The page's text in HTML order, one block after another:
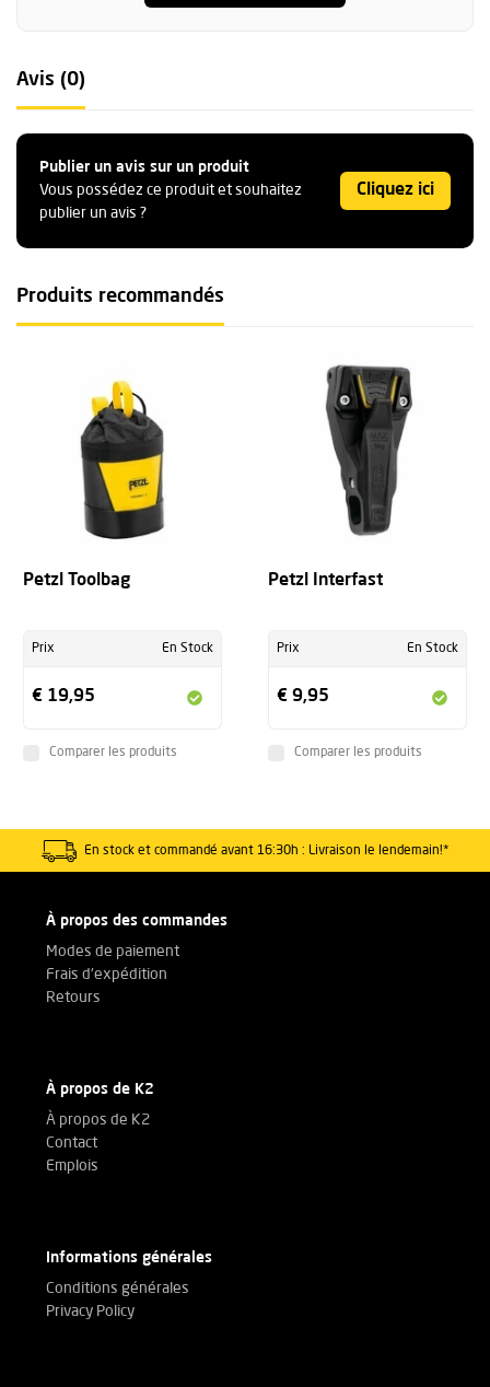
Avis (0)
Publier un avis sur un produit
Vous possédez ce produit et souhaitez
publier un avis ?
Cliquez ici
Produits recommandés
Petzl Toolbag
Prix En Stock
€ 19,95
Comparer les produits
Petzl Interfast
Prix En Stock
€ 9,95
Comparer les produits
En stock et commandé avant 16:30h : Livraison le lendemain!*
À propos des commandes
Modes de paiement
Frais d'expédition
Retours
À propos de K2
À propos de K2
Contact
Emplois
Informations générales
Conditions générales
Privacy Policy